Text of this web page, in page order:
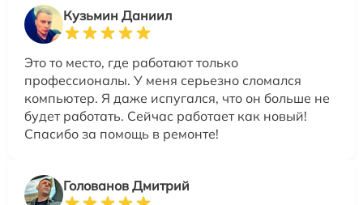
Кузьмин Даниил
Это то место, где работают только
профессионалы. У меня серьезно сломался
компьютер. Я даже испугался, что он больше не
будет работать. Сейчас работает как новый!
Спасибо за помощь в ремонте!
Голованов Дмитрий